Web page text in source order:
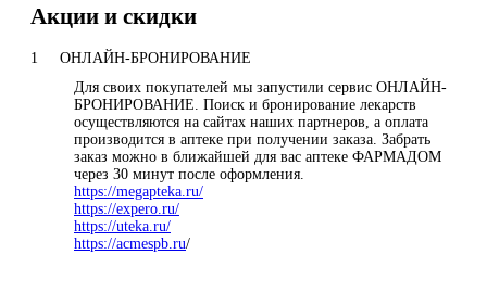
Акции и скидки
1
ОНЛАЙН-БРОНИРОВАНИЕ
Для своих покупателей мы запустили сервис ОНЛАЙН-
БРОНИРОВАНИЕ. Поиск и бронирование лекарств
осуществляются на сайтах наших партнеров, а оплата
производится в аптеке при получении заказа. Забрать
заказ можно в ближайшей для вас аптеке ФАРМАДОМ
через 30 минут после оформления.
https://megapteka.ru/
https://expero.ru/
https://uteka.ru/
https://acmespb.ru/